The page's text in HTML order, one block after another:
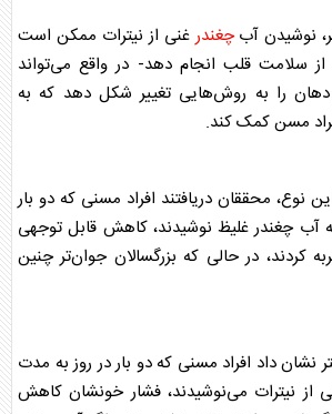
نوشیدن آبچغندر غنی از نیترات ممکن است
سلامت قلب انجام دهد- در واقع می‌تواند
را به روش‌هایی تغییر شکل دهد که به
مسن کمک کند.
نوع، محققان دریافتند افراد مسنی که دو بار
آبچغندرغلیظ نوشیدند، کاهش قابل توجهی
کردند، در حالی که بزرگسالان جوان‌تر چنین
نشان داد افراد مسنی که دو بار در روز به مدت
از نیترات می‌نوشیدند،فشار خونشان کاهش